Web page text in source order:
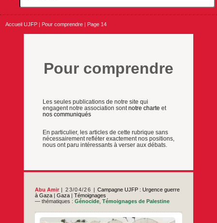
Accueil UJFP Pour comprendre Page 14
Pour comprendre
Les seules publications de notre site qui
engagent notre association sont notre charte et
nos communiqués
En particulier, les articles de cette rubrique sans
nécessairement refléter exactement nos positions,
nous ont paru intéressants à verser aux débats.
Abu Amir 23/04/26
Campagne UJFP : Urgence guerre
à Gaza |Gaza |Témoignages
— thématiques :Génocide ,Témoignages de Palestine